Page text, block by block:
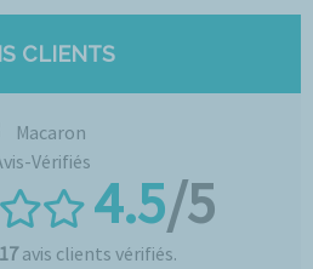
CLIENTS
4.5/5
avis clients vérifiés.